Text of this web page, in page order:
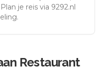
je reis via 9292.nl
Restaurant